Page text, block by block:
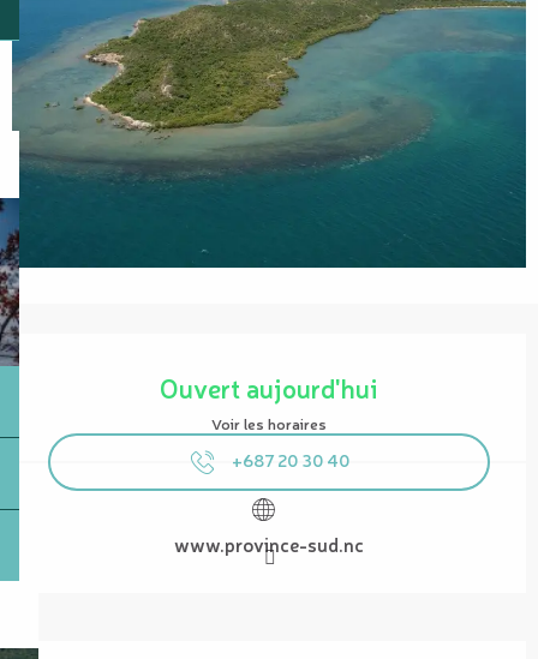
Ouverture et coordonnées
Ouvert aujourd'hui
Voir les horaires
+687 20 30 40
www.province-sud.nc